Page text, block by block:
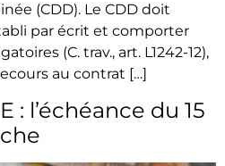
(CDD). Le CDD doit
par écrit et comporter
(C. trav., art. L1242-12),
au contrat […]
: l’échéance du 15